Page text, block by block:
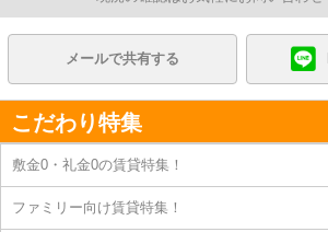
メールで共有する
こだわり特集
敷金0・礼金0の賃貸特集！
ファミリー向け賃貸特集！